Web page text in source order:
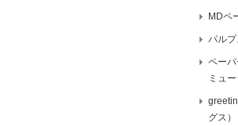
MDペ
パル
ペーパ
ミュ
グス）